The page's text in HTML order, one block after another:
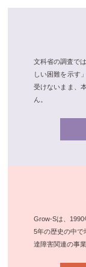
文科省の調査で
しい困難を示す
受けないまま、
ん。
Grow-Sは、
5年の歴史の中で
達障害関連の